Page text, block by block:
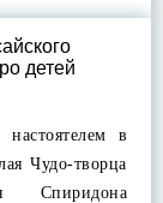
детей
в
Чудо-творца
Спиридона